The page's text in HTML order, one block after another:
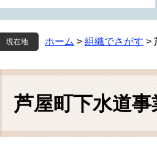
現在地 ホーム > 組織でさがす >
本
芦屋町下水道